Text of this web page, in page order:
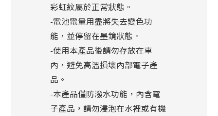
彩虹紋屬於正常狀態。
-電池電量用盡將失去變色功
能，並停留在墨鏡狀態。
-使用本產品後請勿存放在車
內，避免高溫損壞內部電子產
品。
-本產品僅防潑水功能，內含電
子產品，請勿浸泡在水裡或有機